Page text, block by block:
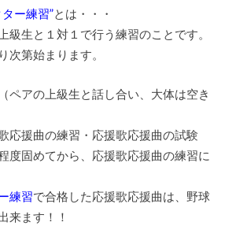
ー練習”とは・・・
級生と１対１で行う練習のことです。
次第始まります。
ペアの上級生と話し合い、大体は空き
応援曲の練習・応援歌応援曲の試験
度固めてから、応援歌応援曲の練習に
練習で合格した応援歌応援曲は、野球
来ます！！